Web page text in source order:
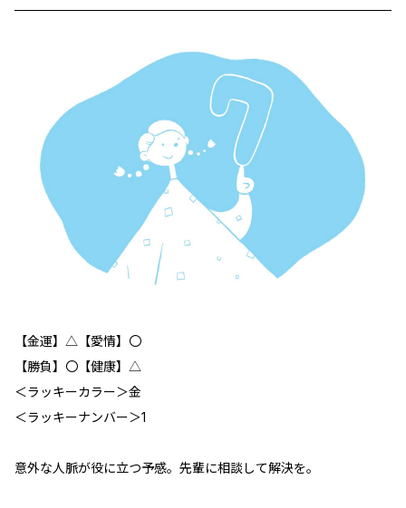
【金運】△【愛情】〇
【勝負】〇【健康】△
＜ラッキーカラー＞金
＜ラッキーナンバー＞1
意外な人脈が役に立つ予感。先輩に相談して解決を。